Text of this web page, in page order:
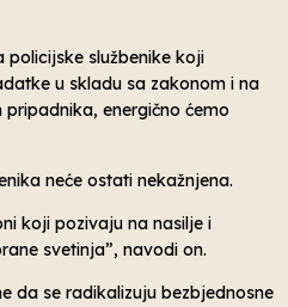
policijske službenike koji
u skladu sa zakonom i na
energično ćemo
neće ostati nekažnjena.
koji pozivaju na nasilje i
svetinja”, navodi on.
da se radikalizuju bezbjednosne